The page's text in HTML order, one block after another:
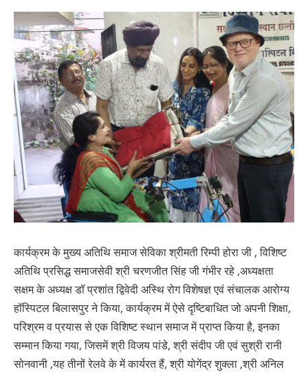
कार्यक्रम के मुख्य अतिथि समाज सेविका श्रीमती रिम्पी होरा जी , विशिष्ट
अतिथि प्रसिद्ध समाजसेवी श्री चरणजीत सिंह जी गंभीर रहे ,अध्यक्षता
सक्षम के अध्यक्ष डॉ प्रशांत द्विवेदी अस्थि रोग विशेषज्ञ एवं संचालक आरोग्य
हॉस्पिटल बिलासपुर ने किया, कार्यक्रम में ऐसे दृष्टिबाधित जो अपनी शिक्षा,
परिश्रम व प्रयास से एक विशिष्ट स्थान समाज में प्राप्त किया है, इनका
सम्मान किया गया, जिसमें श्री विजय पांडे, श्री संदीप जी एवं सुश्री रानी
सोनवानी ,यह तीनों रेलवे के में कार्यरत हैं, श्री योगेंद्र शुक्ला ,श्री अनिल